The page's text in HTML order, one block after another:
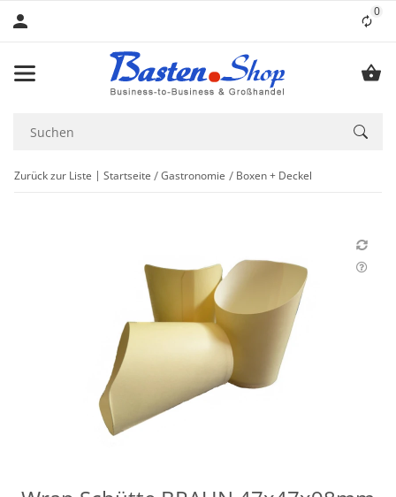
0
Zurück zur Liste Startseite Gastronomie Boxen + Deckel